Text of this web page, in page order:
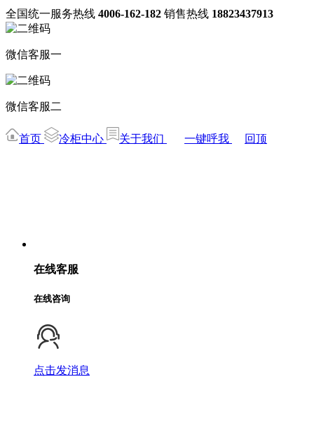
全国统一服务热线 4006-162-182 销售热线 18823437913
微信客服一
微信客服二
首页 冷柜中心 关于我们 一键呼我 回顶
在线客服
在线咨询
点击发消息